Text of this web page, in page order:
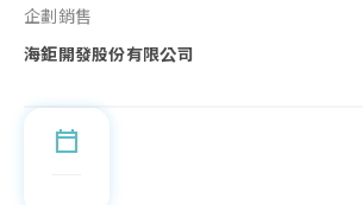
企劃銷售
海鉅開發股份有限公司